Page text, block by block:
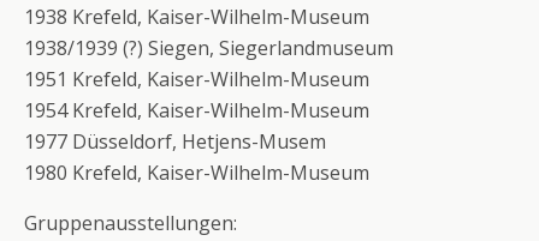
1938 Krefeld, Kaiser-Wilhelm-Museum
1938/1939 (?) Siegen, Siegerlandmuseum
1951 Krefeld, Kaiser-Wilhelm-Museum
1954 Krefeld, Kaiser-Wilhelm-Museum
1977 Düsseldorf, Hetjens-Musem
1980 Krefeld, Kaiser-Wilhelm-Museum
Gruppenausstellungen: